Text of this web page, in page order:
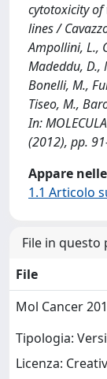
cytotoxicity of
lines /
Ampollini, L.,
Madeddu, D.,
Bonelli, M.,
Tiseo, M.,
In:
(2012), pp.
Appare
1.1 Articolo
File in
File
Mol Cancer
Tipologia:
Licenza: